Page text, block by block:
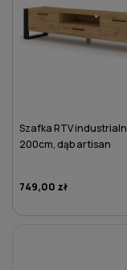
Szafka RTV
200cm, dąb artisan
749,00 zł